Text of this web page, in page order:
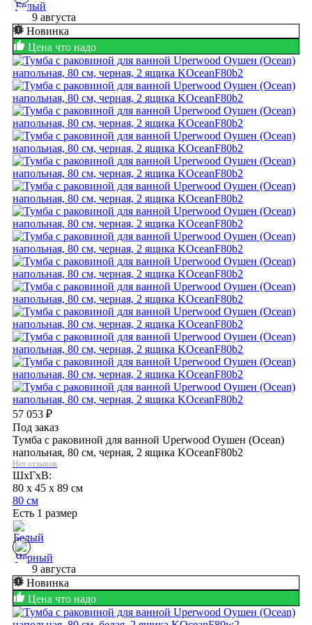
9 августа
Новинка
Цена что надо
57 053 ₽
Под заказ
Тумба с раковиной для ванной Uperwood Оушен (Ocean)
напольная, 80 см, черная, 2 ящика KOceanF80b2
Нет отзывов
ШхГхВ:
80 x 45 x 89 см
80 см
Есть 1 размер
9 августа
Новинка
Цена что надо